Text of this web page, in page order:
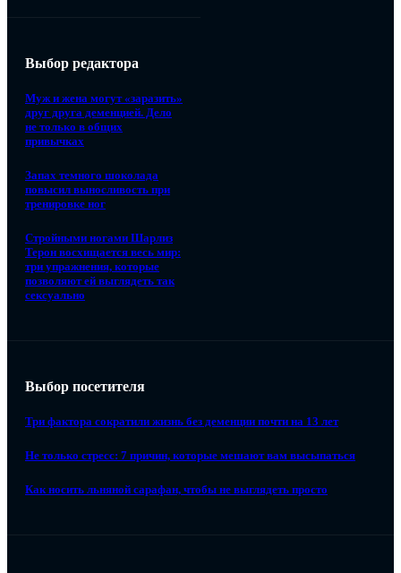
Выбор редактора
Муж и жена могут «заразить»
друг друга деменцией. Дело
не только в общих
привычках
Запах темного шоколада
повысил выносливость при
тренировке ног
Стройными ногами Шарлиз
Терон восхищается весь мир:
три упражнения, которые
позволяют ей выглядеть так
сексуально
Выбор посетителя
Три фактора сократили жизнь без деменции почти на 13 лет
Не только стресс: 7 причин, которые мешают вам высыпаться
Как носить льняной сарафан, чтобы не выглядеть просто